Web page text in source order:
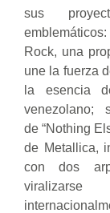
sus
Rock, una
une la fuerza
la esencia
venezolano;
de “Nothing
de Metallica,
con dos
viralizarse